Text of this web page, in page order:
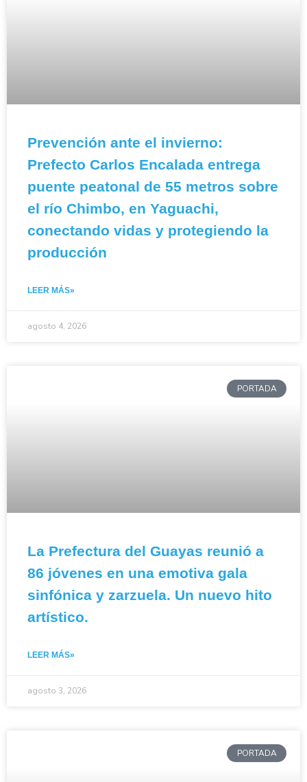
Prevención ante el invierno:
Prefecto Carlos Encalada entrega
puente peatonal de 55 metros sobre
el río Chimbo, en Yaguachi,
conectando vidas y protegiendo la
producción
LEER MÁS»
agosto 4, 2026
PORTADA
La Prefectura del Guayas reunió a
86 jóvenes en una emotiva gala
sinfónica y zarzuela. Un nuevo hito
artístico.
LEER MÁS»
agosto 3, 2026
PORTADA